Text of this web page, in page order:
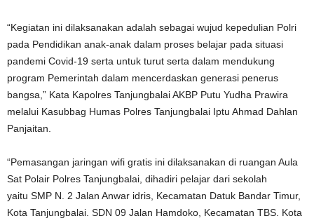
“Kegiatan ini dilaksanakan adalah sebagai wujud kepedulian Polri
pada Pendidikan anak-anak dalam proses belajar pada situasi
pandemi Covid-19 serta untuk turut serta dalam mendukung
program Pemerintah dalam mencerdaskan generasi penerus
bangsa,” Kata Kapolres Tanjungbalai AKBP Putu Yudha Prawira
melalui Kasubbag Humas Polres Tanjungbalai Iptu Ahmad Dahlan
Panjaitan.
“Pemasangan jaringan wifi gratis ini dilaksanakan di ruangan Aula
Sat Polair Polres Tanjungbalai, dihadiri pelajar dari sekolah
yaitu SMP N. 2 Jalan Anwar idris, Kecamatan Datuk Bandar Timur,
Kota Tanjungbalai. SDN 09 Jalan Hamdoko, Kecamatan TBS. Kota